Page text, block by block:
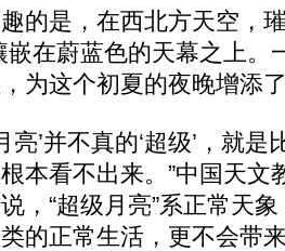
是，在西北方天空，璀
嵌在蔚蓝色的天幕之上。
为这个初夏的夜晚增添
’并不真的‘超级’，就是
本看不出来。”中国天文
，“超级月亮”系正常天
的正常生活，更不会带